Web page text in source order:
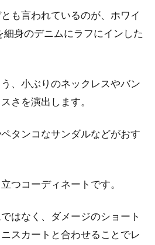
第でプラスに変わる！
ンや部屋着をプレゼント！ブラ
のガウンや部屋着がおすすめです。何と
も言われているのが、ホワイ
細身のデニムにラフにインした
、小ぶりのネックレスやバン
さを演出します。
タンコなサンダルなどがおす
つコーディネートです。
はなく、ダメージのショート
スカートと合わせることでレ